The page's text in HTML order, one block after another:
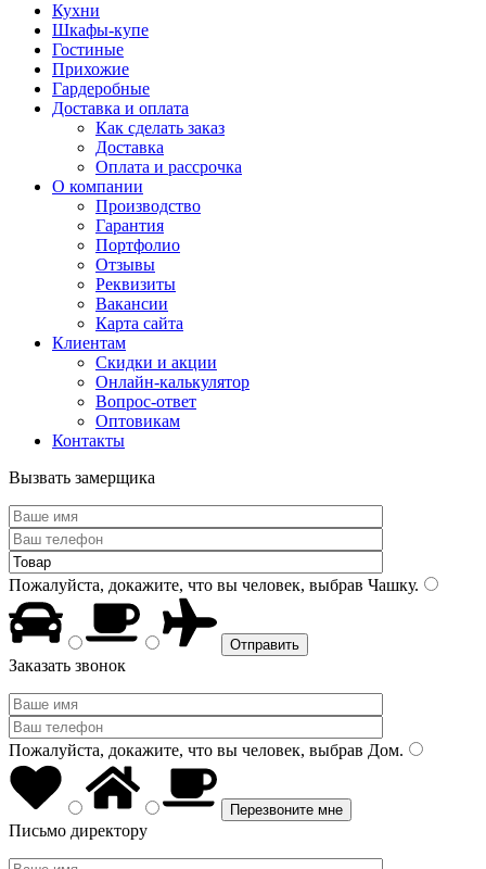
Кухни
Шкафы-купе
Гостиные
Прихожие
Гардеробные
Доставка и оплата
Как сделать заказ
Доставка
Оплата и рассрочка
О компании
Производство
Гарантия
Портфолио
Отзывы
Реквизиты
Вакансии
Карта сайта
Клиентам
Скидки и акции
Онлайн-калькулятор
Вопрос-ответ
Оптовикам
Контакты
Вызвать замерщика
Пожалуйста, докажите, что вы человек, выбрав Чашку.
Заказать звонок
Пожалуйста, докажите, что вы человек, выбрав Дом.
Письмо директору